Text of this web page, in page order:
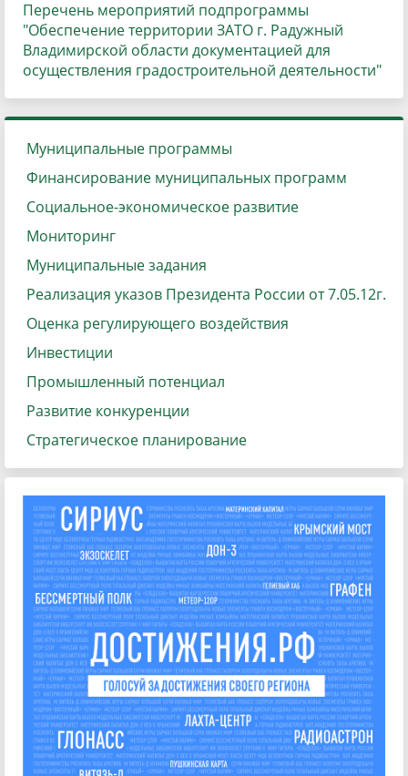
Перечень мероприятий подпрограммы
"Обеспечение территории ЗАТО г. Радужный
Владимирской области документацией для
осуществления градостроительной деятельности"
Муниципальные программы
Финансирование муниципальных программ
Социальное-экономическое развитие
Мониторинг
Муниципальные задания
Реализация указов Президента России от 7.05.12г.
Оценка регулирующего воздействия
Инвестиции
Промышленный потенциал
Развитие конкуренции
Стратегическое планирование